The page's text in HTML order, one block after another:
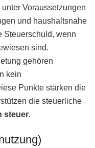
Voraussetzungen
und haushaltsnahe
Steuerschuld, wenn
sind.
gehören
kein
Punkte stärken die
die steuerliche
steuer.